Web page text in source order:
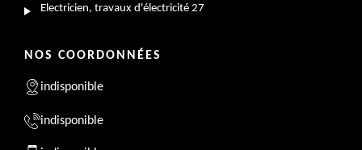
Electricien, travaux d'électricité 27
NOS COORDONNÉES
indisponible
indisponible